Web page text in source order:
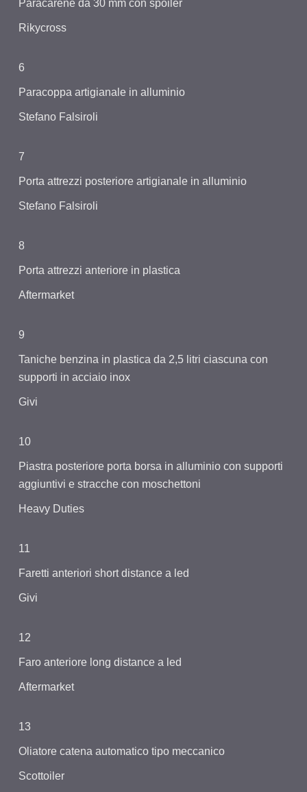
Paracarene da 30 mm con spoiler
Rikycross
6
Paracoppa artigianale in alluminio
Stefano Falsiroli
7
Porta attrezzi posteriore artigianale in alluminio
Stefano Falsiroli
8
Porta attrezzi anteriore in plastica
Aftermarket
9
Taniche benzina in plastica da 2,5 litri ciascuna con
supporti in acciaio inox
Givi
10
Piastra posteriore porta borsa in alluminio con supporti
aggiuntivi e stracche con moschettoni
Heavy Duties
11
Faretti anteriori short distance a led
Givi
12
Faro anteriore long distance a led
Aftermarket
13
Oliatore catena automatico tipo meccanico
Scottoiler